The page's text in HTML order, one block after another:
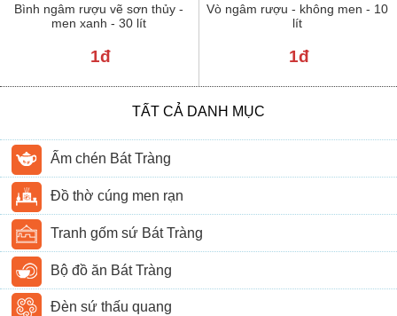
Bình ngâm rượu vẽ sơn thủy -
men xanh - 30 lít
1đ
Vò ngâm rượu - không men - 10
lít
1đ
TẤT CẢ DANH MỤC
Ấm chén Bát Tràng
Đồ thờ cúng men rạn
Tranh gốm sứ Bát Tràng
Bộ đồ ăn Bát Tràng
Đèn sứ thấu quang